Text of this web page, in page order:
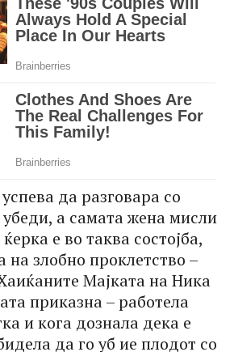
да разговара со
убеди, а самата жена мисли
е во таква состојба,
на злобно проклетство –
Мајката на Ника
приказна – работела
и кога дознала дека е
да го уб ие плодот со